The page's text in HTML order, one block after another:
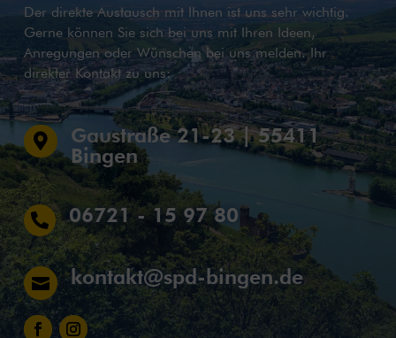
Der direkte Austausch mit Ihnen ist uns sehr wichtig.
Gerne können Sie sich bei uns mit Ihren Ideen,
Anregungen oder Wünschen bei uns melden. Ihr
direkter Kontakt zu uns:

Gaustraße 21-23 | 55411
Bingen
 06721 - 15 97 80
 kontakt@spd-bingen.de